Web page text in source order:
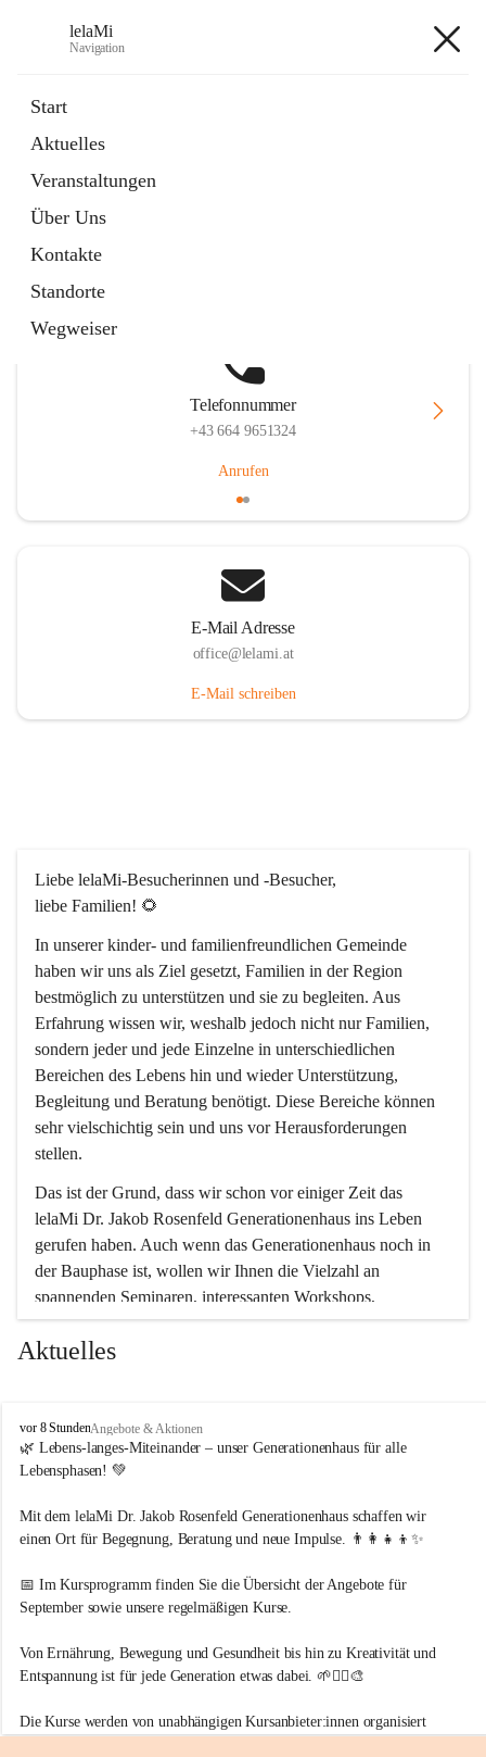
lelaMi
Navigation
Start
Aktuelles
Veranstaltungen
Über Uns
Kontakte
Standorte
Wegweiser
Telefonnummer
+43 664 9651324
Anrufen
E-Mail Adresse
office@lelami.at
E-Mail schreiben
Liebe lelaMi-Besucherinnen und -Besucher,
liebe Familien! 🌻
In unserer kinder- und familienfreundlichen Gemeinde
haben wir uns als Ziel gesetzt, Familien in der Region
bestmöglich zu unterstützen und sie zu begleiten. Aus
Erfahrung wissen wir, weshalb jedoch nicht nur Familien,
sondern jeder und jede Einzelne in unterschiedlichen
Bereichen des Lebens hin und wieder Unterstützung,
Begleitung und Beratung benötigt. Diese Bereiche können
sehr vielschichtig sein und uns vor Herausforderungen
stellen.
Das ist der Grund, dass wir schon vor einiger Zeit das
lelaMi Dr. Jakob Rosenfeld Generationenhaus ins Leben
gerufen haben. Auch wenn das Generationenhaus noch in
der Bauphase ist, wollen wir Ihnen die Vielzahl an
spannenden Seminaren, interessanten Workshops,
Bewegungskursen und Freizeitaktivitäten nicht vorenthalten.
In diesem Sinne wünschen wir Ihnen viel Spaß beim
Aktuelles
l
e
l
M
i
vor 8 StundenAngebote & Aktionen
🌿 Lebens-langes-Miteinander – unser Generationenhaus für alle
Lebensphasen! 💚
Mit dem lelaMi Dr. Jakob Rosenfeld Generationenhaus schaffen wir
einen Ort für Begegnung, Beratung und neue Impulse. 👨‍👩‍👧‍👦✨
📅 Im Kursprogramm finden Sie die Übersicht der Angebote für
September sowie unsere regelmäßigen Kurse.
Von Ernährung, Bewegung und Gesundheit bis hin zu Kreativität und
Entspannung ist für jede Generation etwas dabei. 🌱🧘‍♀️🎨
Die Kurse werden von unabhängigen Kursanbieter:innen organisiert